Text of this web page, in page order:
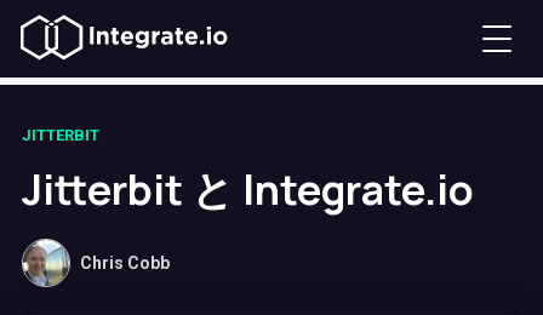
JITTERBIT
Jitterbit と Integrate.io
Chris Cobb